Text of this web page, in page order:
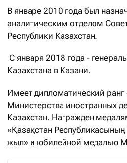
В январе 2010 года был
аналитическим отделом
Республики Казахстан.
С января 2018 года -
Казахстана в Казани.
Имеет дипломатический ранг
Министерства иностранных
Казахстан. Награжден
«Қазақстан Республикасының
жыл» и юбилейной медалью